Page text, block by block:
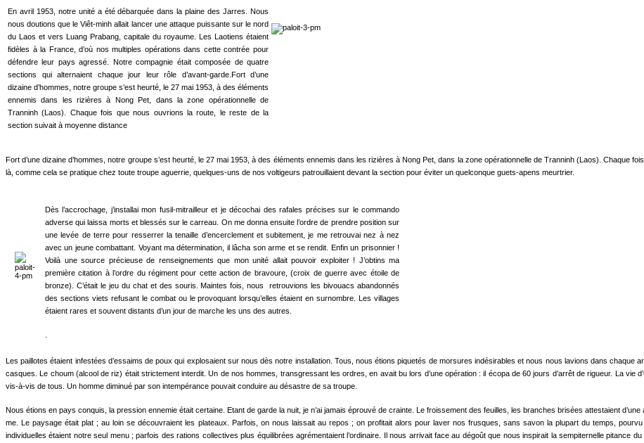
En avril 1953, notre unité a été débarquée dans la plaine des Jarres. Nous
nous dou­tions que le Viêt-minh allait lancer une attaque puissante sur le nord
du Laos et vers Luang Prabang, capitale du royaume. Les Laotiens étaient
fidèles à la France, d’où nos multiples opérations dans cette contrée pour
défendre leur pays agressé. Notre compagnie était composée de quatre
sections qui alternaient chaque jour leur rôle d’avant-garde.Fort d’une
dizaine d’hommes, notre groupe s’est heurté, le 27 mai 1953, à des éléments
ennemis dans les rizières à Nong Pet, dans la zone opérationnelle de
Tranninh (Laos). Chaque fois que nous ouvrions la route, le reste de la
section suivait à moyenne distance
Fort d’une dizaine d’hommes, notre groupe s’est heurté, le 27 mai 1953, à des éléments ennemis dans les rizières à Nong Pet, dans la zone opérationnelle de Tranninh (Laos). Chaque
là, comme cela se pratique chez toute troupe aguerrie, quelques-uns de nos voltigeurs patrouillaient devant la section pour éviter un quelconque guets-apens meurtrier.
Dès l’accrochage, j’installai mon fusil-mitrailleur et je décochai des rafales précises sur le commando
adverse qui lais­sa morts et blessés sur le carreau. On me donna ensuite l’ordre de prendre position sur
une levée de terre pour resserrer la tenaille d’encerclement et subitement, je me retrou­vai nez à nez
avec un jeune combattant. Voyant ma détermination, il lâcha son arme et se rendit. Enfin un prisonnier !
Voilà une source précieuse de ren­seignements que mon unité allait pouvoir exploiter ! J’obtins ma
première citation à l’ordre du régiment pour cette action de bra­voure, (croix de guerre avec étoile de
bronze). C’était le jeu du chat et des souris. Maintes fois, nous retrouvions les bivouacs abandonnés
des sections viets refusant le combat ou le provoquant lorsqu’elles étaient en surnombre. Les villages
étaient rares et souvent distants d’un jour de marche les uns des autres.
Les paillotes étaient infestées d’essaims de poux qui ex­plosaient sur nous dès notre installa­tion. Tous, nous étions piquetés de morsures indésirables et nous nous lavions dans chaque
casques. Le choum (alcool de riz) était strictement interdit. Un de nos hommes, transgressant les ordres, en avait bu lors d’une opération : il écopa de 60 jours d’arrêt de rigueur. La vie
vis-à-vis de tous. Un homme diminué par son intempérance pouvait conduire au désastre de sa troupe.
Nous étions en pays conquis, la pression ennemie était certaine. Etant de garde la nuit, je n’ai jamais éprouvé de crainte. Le froissement des feuilles, les branches brisées at­testaient
me. Le paysage était plat ; au loin se découvraient les plateaux. Parfois, on nous laissait au repos ; on profitait alors pour laver nos frusques, sans savon la plupart du temps,
individuelles étaient notre seul menu ; parfois des rations collectives plus équilibrées agrémentaient l’ordinaire. Il nous arrivait face au dégoût que nous inspirait la sempiternelle pitance